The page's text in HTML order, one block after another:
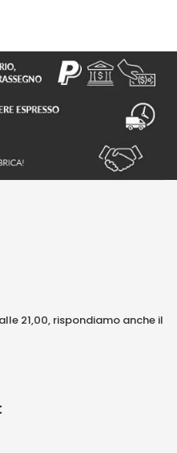
21,00, rispondiamo anche il